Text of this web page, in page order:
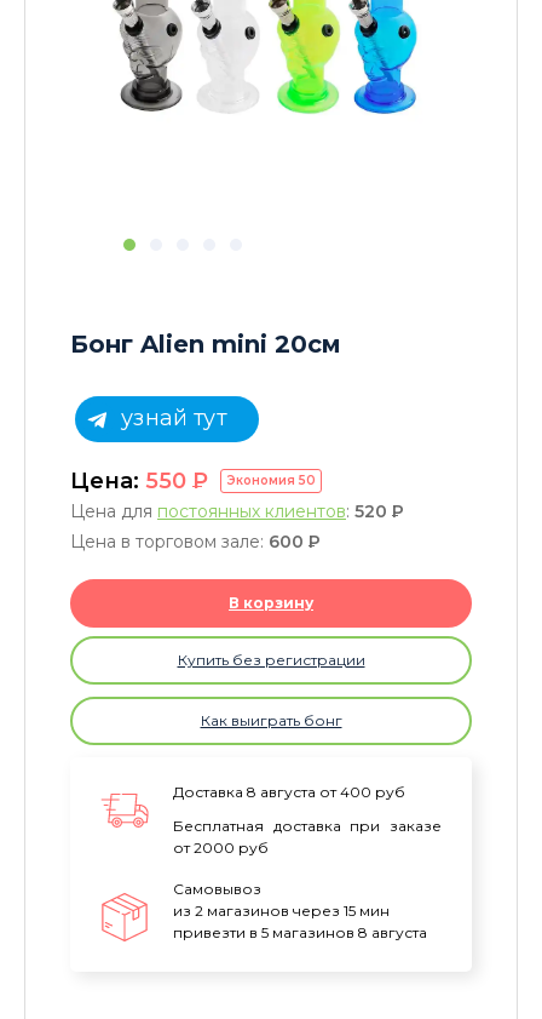
Бонг Alien mini 20см
узнай тут
Цена: 550 P Экономия 50
Цена для постоянных клиентов: 520 P
Цена в торговом зале: 600 P
В корзину
Купить без регистрации
Как выиграть бонг
Доставка 8 августа от 400 руб
Бесплатная доставка при заказе
от 2000 руб
Самовывоз
из 2 магазинов через 15 мин
привезти в 5 магазинов 8 августа